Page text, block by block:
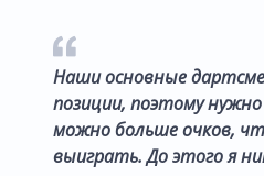
Наши основные
позиции, поэтому
можно больше очков,
выиграть. До этого я